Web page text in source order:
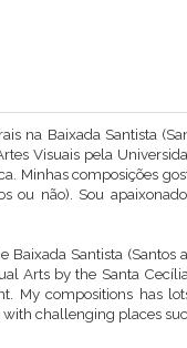
na Baixada Santista
Visuais pela
Minhas composições
ou não). Sou
Santista (Santos
Arts by the Santa
My compositions has
challenging places